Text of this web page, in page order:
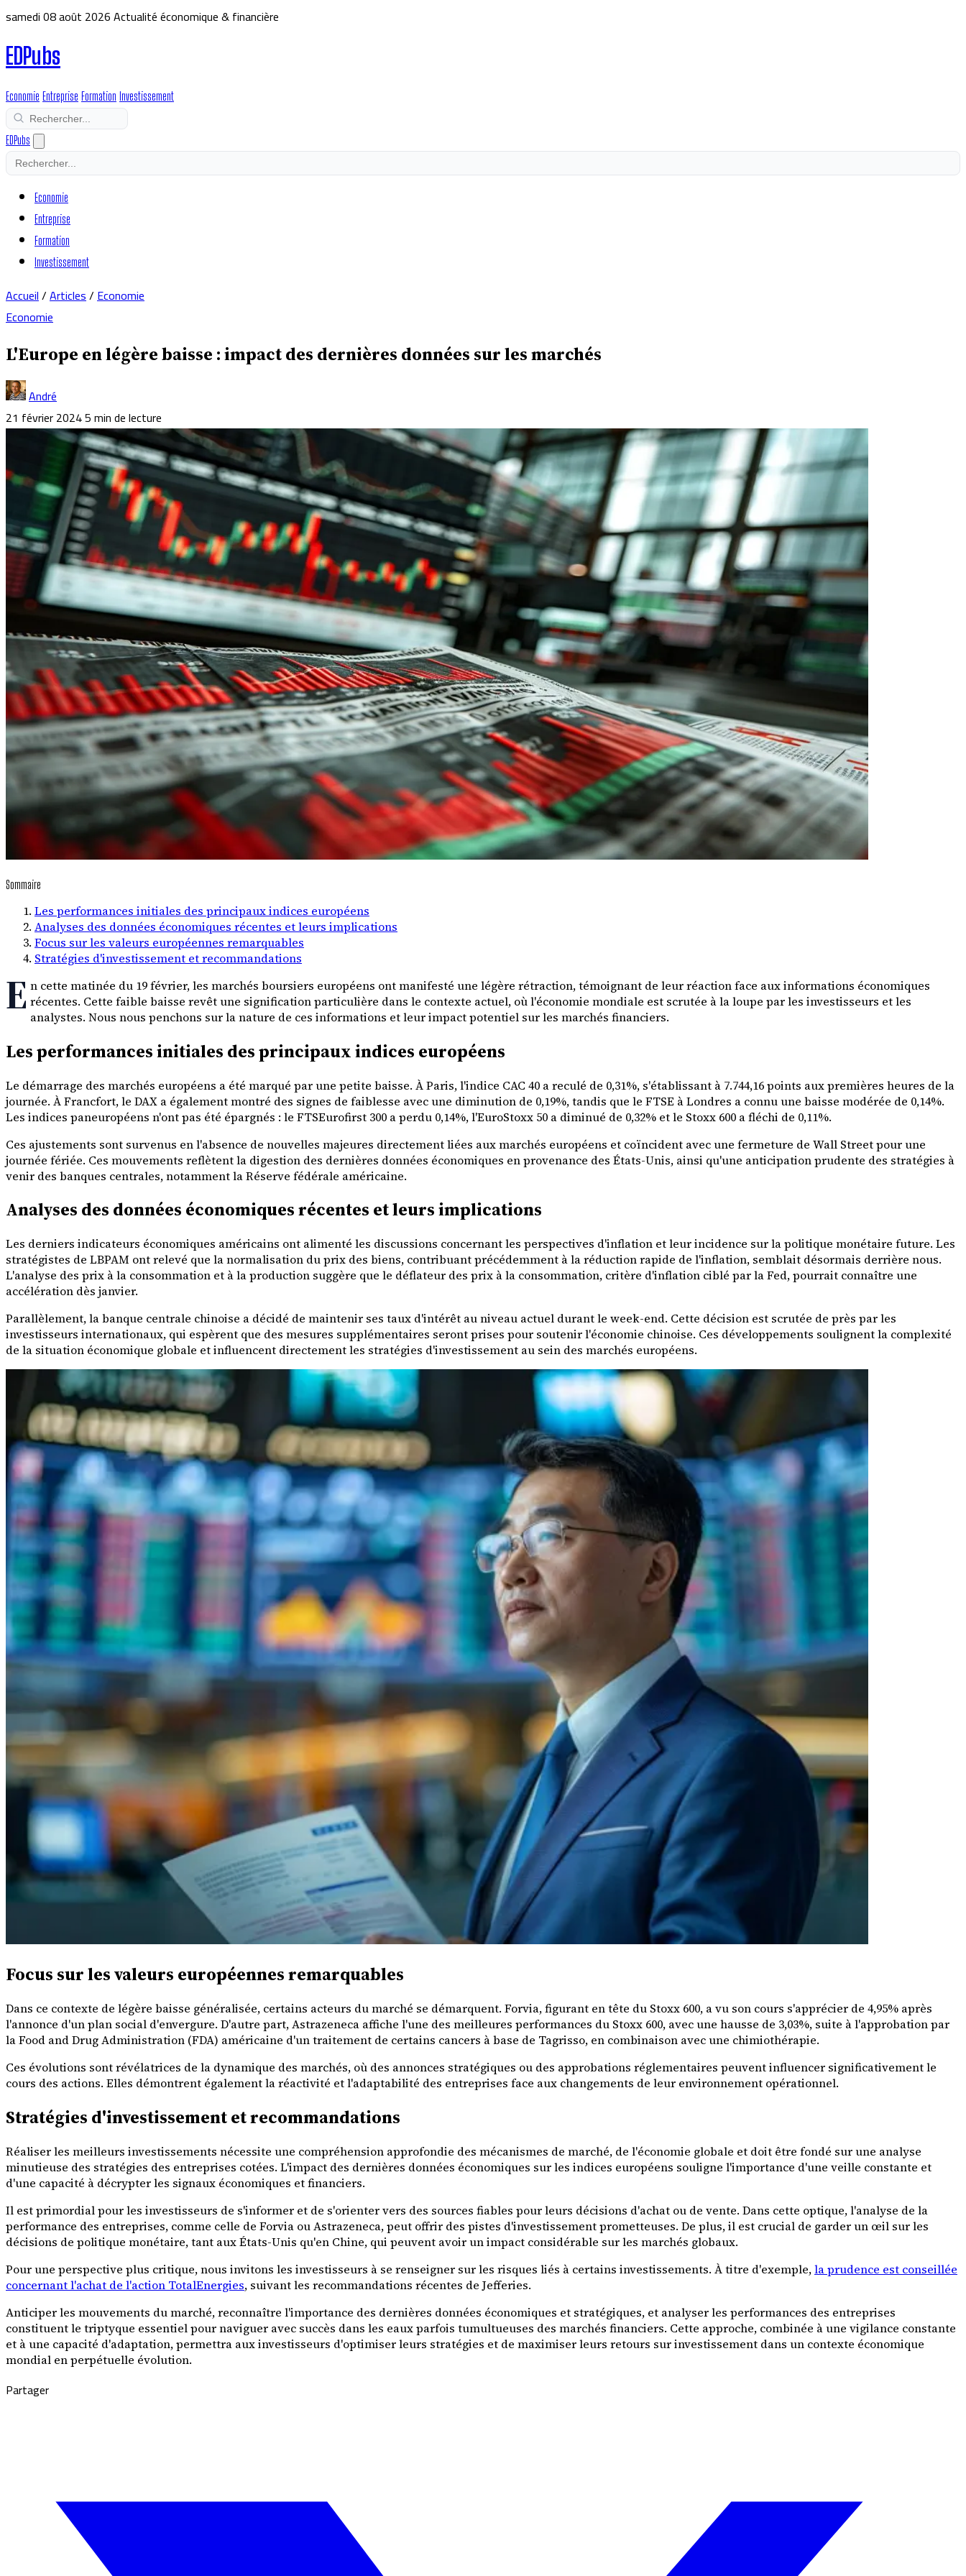
samedi 08 août 2026Actualité économique & financière
EDPubs
Economie Entreprise Formation Investissement
EDPubs
Economie
Entreprise
Formation
Investissement
Accueil/Articles/Economie
Economie
L'Europe en légère baisse : impact des dernières données sur les marchés
André
21 février 20245 min de lecture
Sommaire
Les performances initiales des principaux indices européens
Analyses des données économiques récentes et leurs implications
Focus sur les valeurs européennes remarquables
Stratégies d'investissement et recommandations
E n cette matinée du 19 février, les marchés boursiers européens ont manifesté une légère rétraction, témoignant de leur réaction face aux informations économiques
récentes. Cette faible baisse revêt une signification particulière dans le contexte actuel, où l'économie mondiale est scrutée à la loupe par les investisseurs et les
analystes. Nous nous penchons sur la nature de ces informations et leur impact potentiel sur les marchés financiers.
Les performances initiales des principaux indices européens
Le démarrage des marchés européens a été marqué par une petite baisse. À Paris, l'indice CAC 40 a reculé de 0,31%, s'établissant à 7.744,16 points aux premières heures de la
journée. À Francfort, le DAX a également montré des signes de faiblesse avec une diminution de 0,19%, tandis que le FTSE à Londres a connu une baisse modérée de 0,14%.
Les indices paneuropéens n'ont pas été épargnés : le FTSEurofirst 300 a perdu 0,14%, l'EuroStoxx 50 a diminué de 0,32% et le Stoxx 600 a fléchi de 0,11%.
Ces ajustements sont survenus en l'absence de nouvelles majeures directement liées aux marchés européens et coïncident avec une fermeture de Wall Street pour une
journée fériée. Ces mouvements reflètent la digestion des dernières données économiques en provenance des États-Unis, ainsi qu'une anticipation prudente des stratégies à
venir des banques centrales, notamment la Réserve fédérale américaine.
Analyses des données économiques récentes et leurs implications
Les derniers indicateurs économiques américains ont alimenté les discussions concernant les perspectives d'inflation et leur incidence sur la politique monétaire future. Les
stratégistes de LBPAM ont relevé que la normalisation du prix des biens, contribuant précédemment à la réduction rapide de l'inflation, semblait désormais derrière nous.
L'analyse des prix à la consommation et à la production suggère que le déflateur des prix à la consommation, critère d'inflation ciblé par la Fed, pourrait connaître une
accélération dès janvier.
Parallèlement, la banque centrale chinoise a décidé de maintenir ses taux d'intérêt au niveau actuel durant le week-end. Cette décision est scrutée de près par les
investisseurs internationaux, qui espèrent que des mesures supplémentaires seront prises pour soutenir l'économie chinoise. Ces développements soulignent la complexité
de la situation économique globale et influencent directement les stratégies d'investissement au sein des marchés européens.
Focus sur les valeurs européennes remarquables
Dans ce contexte de légère baisse généralisée, certains acteurs du marché se démarquent. Forvia, figurant en tête du Stoxx 600, a vu son cours s'apprécier de 4,95% après
l'annonce d'un plan social d'envergure. D'autre part, Astrazeneca affiche l'une des meilleures performances du Stoxx 600, avec une hausse de 3,03%, suite à l'approbation par
la Food and Drug Administration (FDA) américaine d'un traitement de certains cancers à base de Tagrisso, en combinaison avec une chimiothérapie.
Ces évolutions sont révélatrices de la dynamique des marchés, où des annonces stratégiques ou des approbations réglementaires peuvent influencer significativement le
cours des actions. Elles démontrent également la réactivité et l'adaptabilité des entreprises face aux changements de leur environnement opérationnel.
Stratégies d'investissement et recommandations
Réaliser les meilleurs investissements nécessite une compréhension approfondie des mécanismes de marché, de l'économie globale et doit être fondé sur une analyse
minutieuse des stratégies des entreprises cotées. L'impact des dernières données économiques sur les indices européens souligne l'importance d'une veille constante et
d'une capacité à décrypter les signaux économiques et financiers.
Il est primordial pour les investisseurs de s'informer et de s'orienter vers des sources fiables pour leurs décisions d'achat ou de vente. Dans cette optique, l'analyse de la
performance des entreprises, comme celle de Forvia ou Astrazeneca, peut offrir des pistes d'investissement prometteuses. De plus, il est crucial de garder un œil sur les
décisions de politique monétaire, tant aux États-Unis qu'en Chine, qui peuvent avoir un impact considérable sur les marchés globaux.
Pour une perspective plus critique, nous invitons les investisseurs à se renseigner sur les risques liés à certains investissements. À titre d'exemple,la prudence est conseillée
concernant l'achat de l'action TotalEnergies, suivant les recommandations récentes de Jefferies.
Anticiper les mouvements du marché, reconnaître l'importance des dernières données économiques et stratégiques, et analyser les performances des entreprises
constituent le triptyque essentiel pour naviguer avec succès dans les eaux parfois tumultueuses des marchés financiers. Cette approche, combinée à une vigilance constante
et à une capacité d'adaptation, permettra aux investisseurs d'optimiser leurs stratégies et de maximiser leurs retours sur investissement dans un contexte économique
mondial en perpétuelle évolution.
Partager